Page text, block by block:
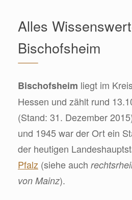
Alles
Bischofsheim
Bischofsheim liegt im
Hessen und zählt rund
(Stand: 31. Dezember
und 1945 war der Ort ein
der heutigen
Pfalz (siehe auch
von Mainz).